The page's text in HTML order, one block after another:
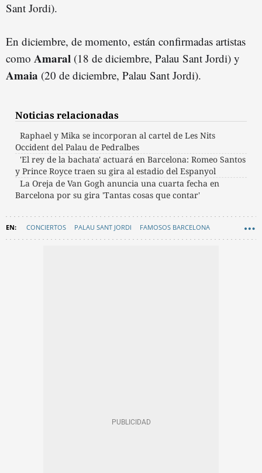
Sant Jordi).
En diciembre, de momento, están confirmadas artistas
como Amaral (18 de diciembre, Palau Sant Jordi) y
Amaia (20 de diciembre, Palau Sant Jordi).
Noticias relacionadas
Raphael y Mika se incorporan al cartel de Les Nits
Occident del Palau de Pedralbes
'El rey de la bachata' actuará en Barcelona: Romeo Santos
y Prince Royce traen su gira al estadio del Espanyol
La Oreja de Van Gogh anuncia una cuarta fecha en
Barcelona por su gira 'Tantas cosas que contar'
CONCIERTOS PALAU SANT JORDI FAMOSOS BARCELONA